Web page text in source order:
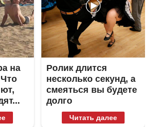
на
Ролик длится
несколько секунд, а
смеяться вы будете
долго
Читать далее